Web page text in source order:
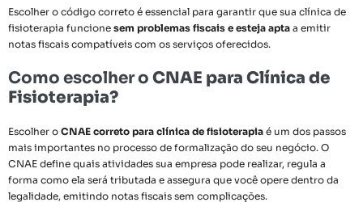
Escolher o código correto é essencial para garantir que sua clínica de
fisioterapia funcione sem problemas fiscais e esteja apta a emitir
notas fiscais compatíveis com os serviços oferecidos.
Como escolher o CNAE para Clínica de
Fisioterapia?
Escolher o CNAE correto para clínica de fisioterapia é um dos passos
mais importantes no processo de formalização do seu negócio. O
CNAE define quais atividades sua empresa pode realizar, regula a
forma como ela será tributada e assegura que você opere dentro da
legalidade, emitindo notas fiscais sem complicações.